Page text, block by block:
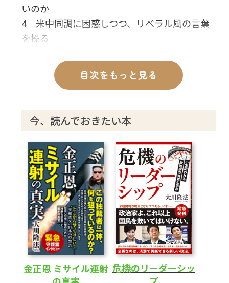
いのか
4 米中同調に困惑しつつ、リベラル風の言葉
を操る
6 日本のリベラル風の主張の裏に透けて見え
7 「国がなくなること」に怯える金正恩守護
8 金正恩守護霊、最後の狙いとは――その条件を
列挙する
9 大川隆法、Xデー前後をシミュレーション
する
あとがき
目次をもっと見る
今、読んでおきたい本
金正恩 ミサイル連射 危機のリーダーシッ
プ